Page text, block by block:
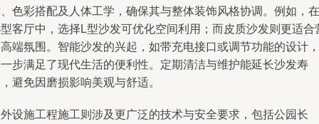
色彩搭配及人体工学，确保其与整体装饰风格协调。例如，在
客厅中，选择L型沙发可优化空间利用；而皮质沙发则更适合
端氛围。智能沙发的兴起，如带充电接口或调节功能的设计，
步满足了现代生活的便利性。定期清洁与维护能延长沙发寿
避免因磨损影响美观与舒适。
设施工程施工则涉及更广泛的技术与安全要求，包括公园长